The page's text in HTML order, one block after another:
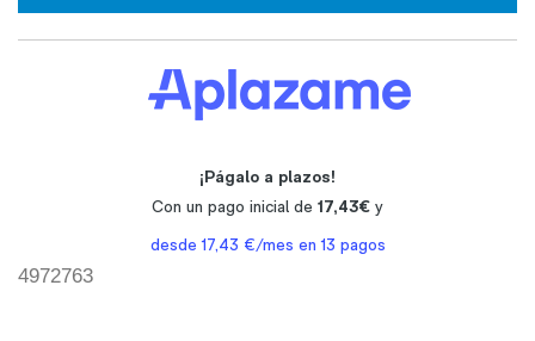
4972763